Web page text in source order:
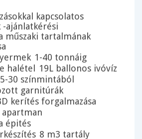
kapcsolatos
-ajánlatkérési
műszaki tartalmának
1-40 tonnáig
halétel
19L ballonos ivóvíz
30 színmintából
garnitúrák
kerítés forgalmazása
apartman
épités
8 m3 tartály